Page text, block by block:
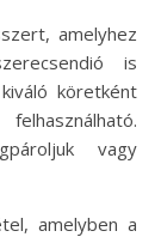
amelyhez
is
köretként
vagy
amelyben a